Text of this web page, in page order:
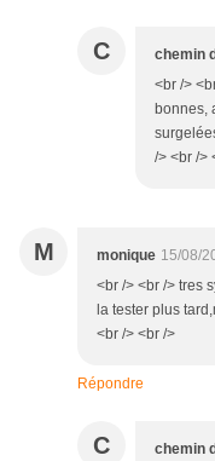
C chemin
<br />
bonnes,
/> <br />
M monique 15/08/
<br /> <br /> tres
la tester plus
<br /> <br />
Répondre
C chemin